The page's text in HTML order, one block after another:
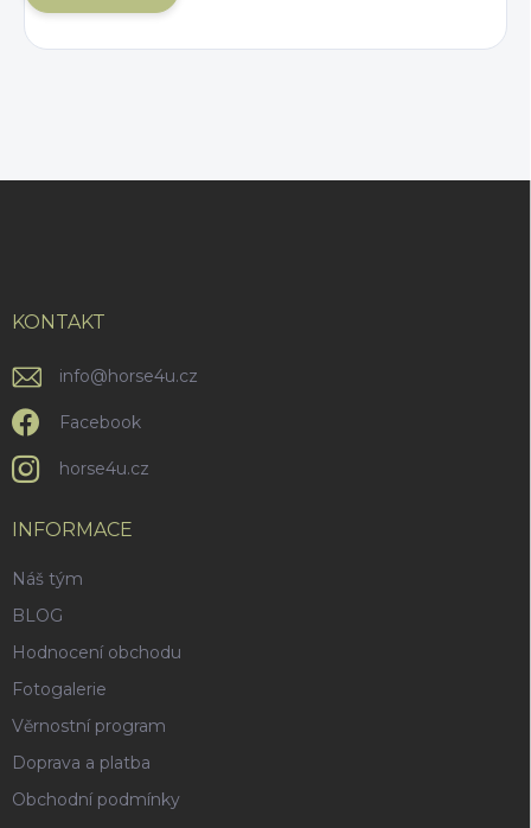
KONTAKT
info@horse4u.cz
Facebook
horse4u.cz
INFORMACE
Náš tým
BLOG
Hodnocení obchodu
Fotogalerie
Věrnostní program
Doprava a platba
Obchodní podmínky